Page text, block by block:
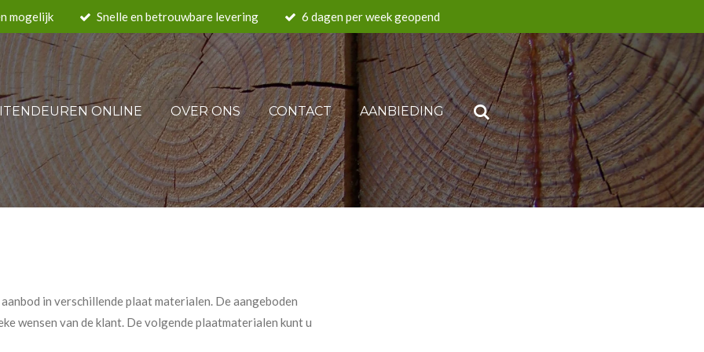
mogelijk Snelle en betrouwbare levering 6 dagen per week geopend
ONLINE OVER ONS CONTACT AANBIEDING
in verschillende plaat materialen. De aangeboden
wensen van de klant. De volgende plaatmaterialen kunt u